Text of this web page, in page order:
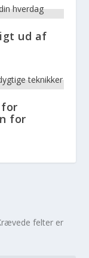
ud af
for
felter er